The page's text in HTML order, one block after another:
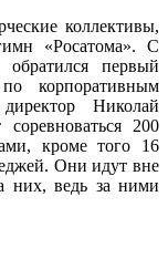
коллективы,
«Росатома». С
первый
по корпоративным
Николай
200
кроме того 16
Они идут вне
них, ведь за ними